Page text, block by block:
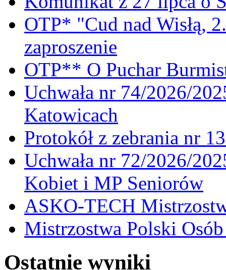
OTP* "Cud nad Wisłą,
zaproszenie
OTP** O Puchar
Uchwała nr 74/2026/
Katowicach
Protokół z zebrania nr
Uchwała nr 72/2026/
Kobiet i MP Seniorów
ASKO-TECH
Mistrzostwa Polski
Ostatnie wyniki